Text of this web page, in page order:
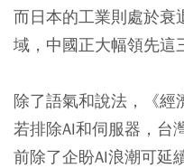
而日本的工業則處於衰
域，中國正大幅領先這
除了語氣和說法，《經
若排除AI和伺服器，台
前除了企盼AI浪潮可延